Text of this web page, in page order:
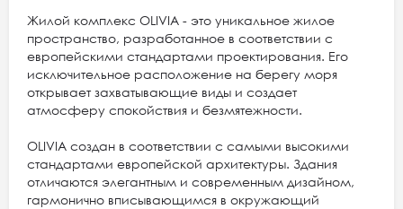
Жилой комплекс OLIVIA - это уникальное жилое
пространство, разработанное в соответствии с
европейскими стандартами проектирования. Его
исключительное расположение на берегу моря
открывает захватывающие виды и создает
атмосферу спокойствия и безмятежности.
OLIVIA создан в соответствии с самыми высокими
стандартами европейской архитектуры. Здания
отличаются элегантным и современным дизайном,
гармонично вписывающимся в окружающий